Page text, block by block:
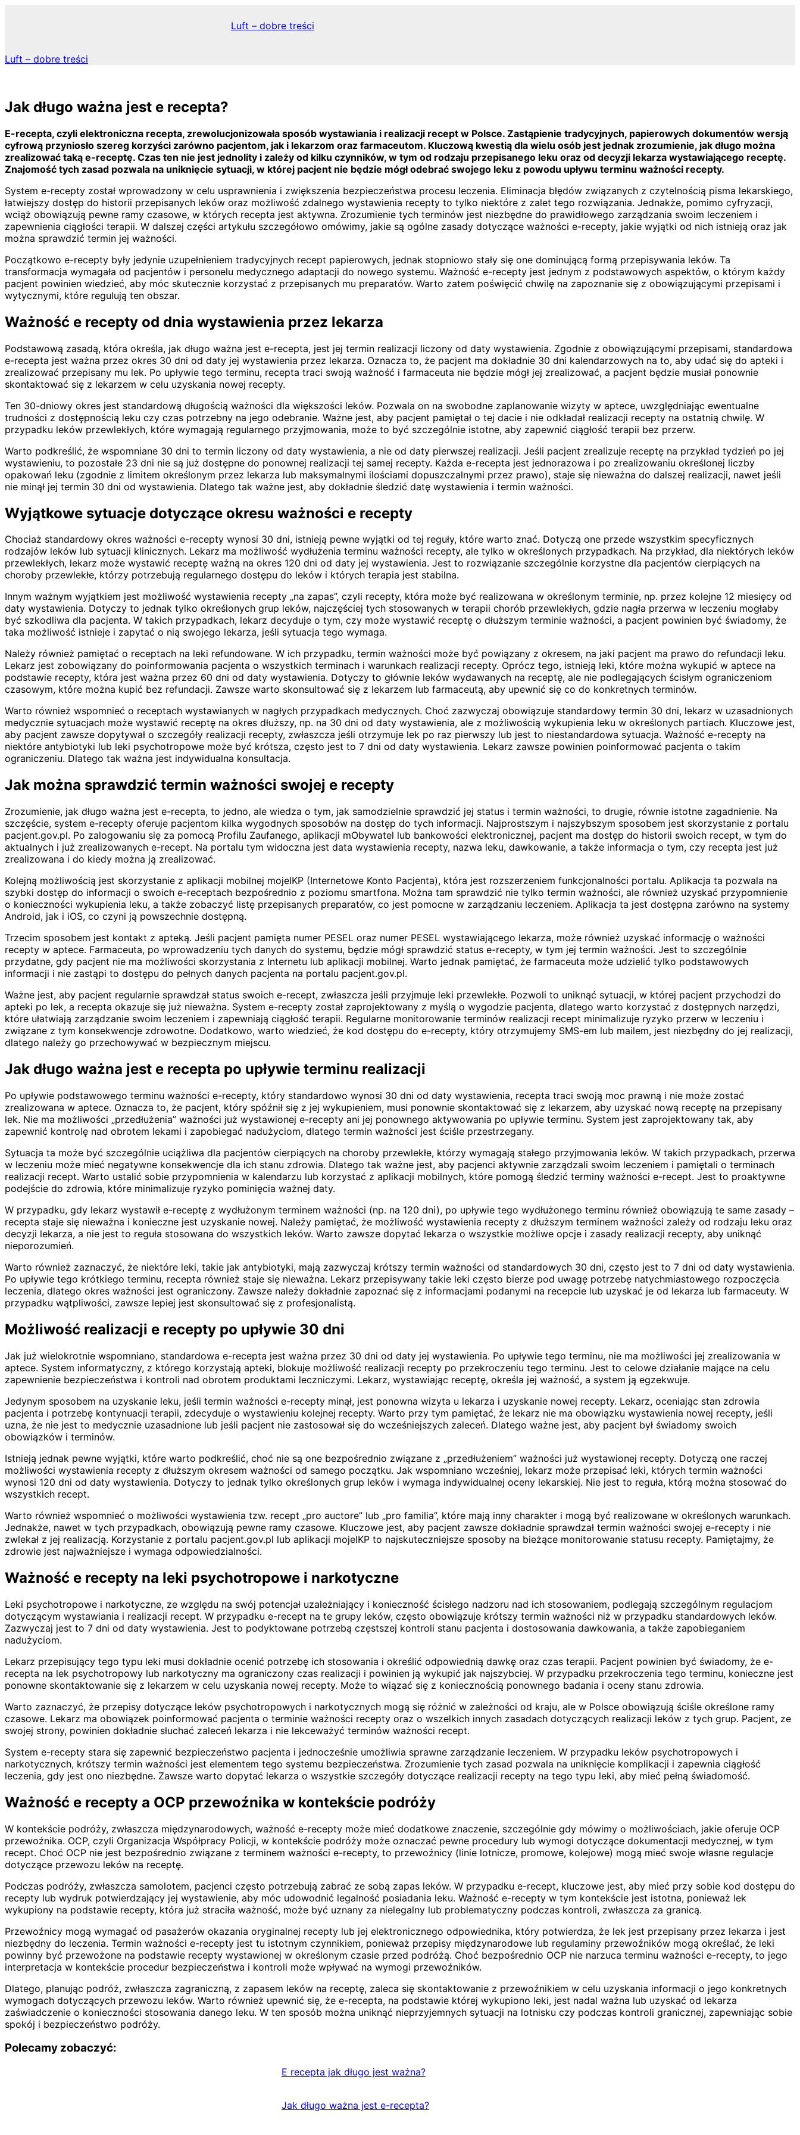
Luft – dobre treści
Luft – dobre treści
Jak długo ważna jest e recepta?
E-recepta, czyli elektroniczna recepta, zrewolucjonizowała sposób wystawiania i realizacji recept w Polsce. Zastąpienie tradycyjnych, papierowych dokumentów wersją
cyfrową przyniosło szereg korzyści zarówno pacjentom, jak i lekarzom oraz farmaceutom. Kluczową kwestią dla wielu osób jest jednak zrozumienie, jak długo można
zrealizować taką e-receptę. Czas ten nie jest jednolity i zależy od kilku czynników, w tym od rodzaju przepisanego leku oraz od decyzji lekarza wystawiającego receptę.
Znajomość tych zasad pozwala na uniknięcie sytuacji, w której pacjent nie będzie mógł odebrać swojego leku z powodu upływu terminu ważności recepty.
System e-recepty został wprowadzony w celu usprawnienia i zwiększenia bezpieczeństwa procesu leczenia. Eliminacja błędów związanych z czytelnością pisma lekarskiego,
łatwiejszy dostęp do historii przepisanych leków oraz możliwość zdalnego wystawienia recepty to tylko niektóre z zalet tego rozwiązania. Jednakże, pomimo cyfryzacji,
wciąż obowiązują pewne ramy czasowe, w których recepta jest aktywna. Zrozumienie tych terminów jest niezbędne do prawidłowego zarządzania swoim leczeniem i
zapewnienia ciągłości terapii. W dalszej części artykułu szczegółowo omówimy, jakie są ogólne zasady dotyczące ważności e-recepty, jakie wyjątki od nich istnieją oraz jak
można sprawdzić termin jej ważności.
Początkowo e-recepty były jedynie uzupełnieniem tradycyjnych recept papierowych, jednak stopniowo stały się one dominującą formą przepisywania leków. Ta
transformacja wymagała od pacjentów i personelu medycznego adaptacji do nowego systemu. Ważność e-recepty jest jednym z podstawowych aspektów, o którym każdy
pacjent powinien wiedzieć, aby móc skutecznie korzystać z przepisanych mu preparatów. Warto zatem poświęcić chwilę na zapoznanie się z obowiązującymi przepisami i
wytycznymi, które regulują ten obszar.
Ważność e recepty od dnia wystawienia przez lekarza
Podstawową zasadą, która określa, jak długo ważna jest e-recepta, jest jej termin realizacji liczony od daty wystawienia. Zgodnie z obowiązującymi przepisami, standardowa
e-recepta jest ważna przez okres 30 dni od daty jej wystawienia przez lekarza. Oznacza to, że pacjent ma dokładnie 30 dni kalendarzowych na to, aby udać się do apteki i
zrealizować przepisany mu lek. Po upływie tego terminu, recepta traci swoją ważność i farmaceuta nie będzie mógł jej zrealizować, a pacjent będzie musiał ponownie
skontaktować się z lekarzem w celu uzyskania nowej recepty.
Ten 30-dniowy okres jest standardową długością ważności dla większości leków. Pozwala on na swobodne zaplanowanie wizyty w aptece, uwzględniając ewentualne
trudności z dostępnością leku czy czas potrzebny na jego odebranie. Ważne jest, aby pacjent pamiętał o tej dacie i nie odkładał realizacji recepty na ostatnią chwilę. W
przypadku leków przewlekłych, które wymagają regularnego przyjmowania, może to być szczególnie istotne, aby zapewnić ciągłość terapii bez przerw.
Warto podkreślić, że wspomniane 30 dni to termin liczony od daty wystawienia, a nie od daty pierwszej realizacji. Jeśli pacjent zrealizuje receptę na przykład tydzień po jej
wystawieniu, to pozostałe 23 dni nie są już dostępne do ponownej realizacji tej samej recepty. Każda e-recepta jest jednorazowa i po zrealizowaniu określonej liczby
opakowań leku (zgodnie z limitem określonym przez lekarza lub maksymalnymi ilościami dopuszczalnymi przez prawo), staje się nieważna do dalszej realizacji, nawet jeśli
nie minął jej termin 30 dni od wystawienia. Dlatego tak ważne jest, aby dokładnie śledzić datę wystawienia i termin ważności.
Wyjątkowe sytuacje dotyczące okresu ważności e recepty
Chociaż standardowy okres ważności e-recepty wynosi 30 dni, istnieją pewne wyjątki od tej reguły, które warto znać. Dotyczą one przede wszystkim specyficznych
rodzajów leków lub sytuacji klinicznych. Lekarz ma możliwość wydłużenia terminu ważności recepty, ale tylko w określonych przypadkach. Na przykład, dla niektórych leków
przewlekłych, lekarz może wystawić receptę ważną na okres 120 dni od daty jej wystawienia. Jest to rozwiązanie szczególnie korzystne dla pacjentów cierpiących na
choroby przewlekłe, którzy potrzebują regularnego dostępu do leków i których terapia jest stabilna.
Innym ważnym wyjątkiem jest możliwość wystawienia recepty „na zapas”, czyli recepty, która może być realizowana w określonym terminie, np. przez kolejne 12 miesięcy od
daty wystawienia. Dotyczy to jednak tylko określonych grup leków, najczęściej tych stosowanych w terapii chorób przewlekłych, gdzie nagła przerwa w leczeniu mogłaby
być szkodliwa dla pacjenta. W takich przypadkach, lekarz decyduje o tym, czy może wystawić receptę o dłuższym terminie ważności, a pacjent powinien być świadomy, że
taka możliwość istnieje i zapytać o nią swojego lekarza, jeśli sytuacja tego wymaga.
Należy również pamiętać o receptach na leki refundowane. W ich przypadku, termin ważności może być powiązany z okresem, na jaki pacjent ma prawo do refundacji leku.
Lekarz jest zobowiązany do poinformowania pacjenta o wszystkich terminach i warunkach realizacji recepty. Oprócz tego, istnieją leki, które można wykupić w aptece na
podstawie recepty, która jest ważna przez 60 dni od daty wystawienia. Dotyczy to głównie leków wydawanych na receptę, ale nie podlegających ścisłym ograniczeniom
czasowym, które można kupić bez refundacji. Zawsze warto skonsultować się z lekarzem lub farmaceutą, aby upewnić się co do konkretnych terminów.
Warto również wspomnieć o receptach wystawianych w nagłych przypadkach medycznych. Choć zazwyczaj obowiązuje standardowy termin 30 dni, lekarz w uzasadnionych
medycznie sytuacjach może wystawić receptę na okres dłuższy, np. na 30 dni od daty wystawienia, ale z możliwością wykupienia leku w określonych partiach. Kluczowe jest,
aby pacjent zawsze dopytywał o szczegóły realizacji recepty, zwłaszcza jeśli otrzymuje lek po raz pierwszy lub jest to niestandardowa sytuacja. Ważność e-recepty na
niektóre antybiotyki lub leki psychotropowe może być krótsza, często jest to 7 dni od daty wystawienia. Lekarz zawsze powinien poinformować pacjenta o takim
ograniczeniu. Dlatego tak ważna jest indywidualna konsultacja.
Jak można sprawdzić termin ważności swojej e recepty
Zrozumienie, jak długo ważna jest e-recepta, to jedno, ale wiedza o tym, jak samodzielnie sprawdzić jej status i termin ważności, to drugie, równie istotne zagadnienie. Na
szczęście, system e-recepty oferuje pacjentom kilka wygodnych sposobów na dostęp do tych informacji. Najprostszym i najszybszym sposobem jest skorzystanie z portalu
pacjent.gov.pl. Po zalogowaniu się za pomocą Profilu Zaufanego, aplikacji mObywatel lub bankowości elektronicznej, pacjent ma dostęp do historii swoich recept, w tym do
aktualnych i już zrealizowanych e-recept. Na portalu tym widoczna jest data wystawienia recepty, nazwa leku, dawkowanie, a także informacja o tym, czy recepta jest już
zrealizowana i do kiedy można ją zrealizować.
Kolejną możliwością jest skorzystanie z aplikacji mobilnej mojeIKP (Internetowe Konto Pacjenta), która jest rozszerzeniem funkcjonalności portalu. Aplikacja ta pozwala na
szybki dostęp do informacji o swoich e-receptach bezpośrednio z poziomu smartfona. Można tam sprawdzić nie tylko termin ważności, ale również uzyskać przypomnienie
o konieczności wykupienia leku, a także zobaczyć listę przepisanych preparatów, co jest pomocne w zarządzaniu leczeniem. Aplikacja ta jest dostępna zarówno na systemy
Android, jak i iOS, co czyni ją powszechnie dostępną.
Trzecim sposobem jest kontakt z apteką. Jeśli pacjent pamięta numer PESEL oraz numer PESEL wystawiającego lekarza, może również uzyskać informację o ważności
recepty w aptece. Farmaceuta, po wprowadzeniu tych danych do systemu, będzie mógł sprawdzić status e-recepty, w tym jej termin ważności. Jest to szczególnie
przydatne, gdy pacjent nie ma możliwości skorzystania z Internetu lub aplikacji mobilnej. Warto jednak pamiętać, że farmaceuta może udzielić tylko podstawowych
informacji i nie zastąpi to dostępu do pełnych danych pacjenta na portalu pacjent.gov.pl.
Ważne jest, aby pacjent regularnie sprawdzał status swoich e-recept, zwłaszcza jeśli przyjmuje leki przewlekłe. Pozwoli to uniknąć sytuacji, w której pacjent przychodzi do
apteki po lek, a recepta okazuje się już nieważna. System e-recepty został zaprojektowany z myślą o wygodzie pacjenta, dlatego warto korzystać z dostępnych narzędzi,
które ułatwiają zarządzanie swoim leczeniem i zapewniają ciągłość terapii. Regularne monitorowanie terminów realizacji recept minimalizuje ryzyko przerw w leczeniu i
związane z tym konsekwencje zdrowotne. Dodatkowo, warto wiedzieć, że kod dostępu do e-recepty, który otrzymujemy SMS-em lub mailem, jest niezbędny do jej realizacji,
dlatego należy go przechowywać w bezpiecznym miejscu.
Jak długo ważna jest e recepta po upływie terminu realizacji
Po upływie podstawowego terminu ważności e-recepty, który standardowo wynosi 30 dni od daty wystawienia, recepta traci swoją moc prawną i nie może zostać
zrealizowana w aptece. Oznacza to, że pacjent, który spóźnił się z jej wykupieniem, musi ponownie skontaktować się z lekarzem, aby uzyskać nową receptę na przepisany
lek. Nie ma możliwości „przedłużenia” ważności już wystawionej e-recepty ani jej ponownego aktywowania po upływie terminu. System jest zaprojektowany tak, aby
zapewnić kontrolę nad obrotem lekami i zapobiegać nadużyciom, dlatego termin ważności jest ściśle przestrzegany.
Sytuacja ta może być szczególnie uciążliwa dla pacjentów cierpiących na choroby przewlekłe, którzy wymagają stałego przyjmowania leków. W takich przypadkach, przerwa
w leczeniu może mieć negatywne konsekwencje dla ich stanu zdrowia. Dlatego tak ważne jest, aby pacjenci aktywnie zarządzali swoim leczeniem i pamiętali o terminach
realizacji recept. Warto ustalić sobie przypomnienia w kalendarzu lub korzystać z aplikacji mobilnych, które pomogą śledzić terminy ważności e-recept. Jest to proaktywne
podejście do zdrowia, które minimalizuje ryzyko pominięcia ważnej daty.
W przypadku, gdy lekarz wystawił e-receptę z wydłużonym terminem ważności (np. na 120 dni), po upływie tego wydłużonego terminu również obowiązują te same zasady –
recepta staje się nieważna i konieczne jest uzyskanie nowej. Należy pamiętać, że możliwość wystawienia recepty z dłuższym terminem ważności zależy od rodzaju leku oraz
decyzji lekarza, a nie jest to reguła stosowana do wszystkich leków. Warto zawsze dopytać lekarza o wszystkie możliwe opcje i zasady realizacji recepty, aby uniknąć
nieporozumień.
Warto również zaznaczyć, że niektóre leki, takie jak antybiotyki, mają zazwyczaj krótszy termin ważności od standardowych 30 dni, często jest to 7 dni od daty wystawienia.
Po upływie tego krótkiego terminu, recepta również staje się nieważna. Lekarz przepisywany takie leki często bierze pod uwagę potrzebę natychmiastowego rozpoczęcia
leczenia, dlatego okres ważności jest ograniczony. Zawsze należy dokładnie zapoznać się z informacjami podanymi na recepcie lub uzyskać je od lekarza lub farmaceuty. W
przypadku wątpliwości, zawsze lepiej jest skonsultować się z profesjonalistą.
Możliwość realizacji e recepty po upływie 30 dni
Jak już wielokrotnie wspomniano, standardowa e-recepta jest ważna przez 30 dni od daty jej wystawienia. Po upływie tego terminu, nie ma możliwości jej zrealizowania w
aptece. System informatyczny, z którego korzystają apteki, blokuje możliwość realizacji recepty po przekroczeniu tego terminu. Jest to celowe działanie mające na celu
zapewnienie bezpieczeństwa i kontroli nad obrotem produktami leczniczymi. Lekarz, wystawiając receptę, określa jej ważność, a system ją egzekwuje.
Jedynym sposobem na uzyskanie leku, jeśli termin ważności e-recepty minął, jest ponowna wizyta u lekarza i uzyskanie nowej recepty. Lekarz, oceniając stan zdrowia
pacjenta i potrzebę kontynuacji terapii, zdecyduje o wystawieniu kolejnej recepty. Warto przy tym pamiętać, że lekarz nie ma obowiązku wystawienia nowej recepty, jeśli
uzna, że nie jest to medycznie uzasadnione lub jeśli pacjent nie zastosował się do wcześniejszych zaleceń. Dlatego ważne jest, aby pacjent był świadomy swoich
obowiązków i terminów.
Istnieją jednak pewne wyjątki, które warto podkreślić, choć nie są one bezpośrednio związane z „przedłużeniem” ważności już wystawionej recepty. Dotyczą one raczej
możliwości wystawienia recepty z dłuższym okresem ważności od samego początku. Jak wspomniano wcześniej, lekarz może przepisać leki, których termin ważności
wynosi 120 dni od daty wystawienia. Dotyczy to jednak tylko określonych grup leków i wymaga indywidualnej oceny lekarskiej. Nie jest to reguła, którą można stosować do
wszystkich recept.
Warto również wspomnieć o możliwości wystawienia tzw. recept „pro auctore” lub „pro familia”, które mają inny charakter i mogą być realizowane w określonych warunkach.
Jednakże, nawet w tych przypadkach, obowiązują pewne ramy czasowe. Kluczowe jest, aby pacjent zawsze dokładnie sprawdzał termin ważności swojej e-recepty i nie
zwlekał z jej realizacją. Korzystanie z portalu pacjent.gov.pl lub aplikacji mojeIKP to najskuteczniejsze sposoby na bieżące monitorowanie statusu recepty. Pamiętajmy, że
zdrowie jest najważniejsze i wymaga odpowiedzialności.
Ważność e recepty na leki psychotropowe i narkotyczne
Leki psychotropowe i narkotyczne, ze względu na swój potencjał uzależniający i konieczność ścisłego nadzoru nad ich stosowaniem, podlegają szczególnym regulacjom
dotyczącym wystawiania i realizacji recept. W przypadku e-recept na te grupy leków, często obowiązuje krótszy termin ważności niż w przypadku standardowych leków.
Zazwyczaj jest to 7 dni od daty wystawienia. Jest to podyktowane potrzebą częstszej kontroli stanu pacjenta i dostosowania dawkowania, a także zapobieganiem
nadużyciom.
Lekarz przepisujący tego typu leki musi dokładnie ocenić potrzebę ich stosowania i określić odpowiednią dawkę oraz czas terapii. Pacjent powinien być świadomy, że e-
recepta na lek psychotropowy lub narkotyczny ma ograniczony czas realizacji i powinien ją wykupić jak najszybciej. W przypadku przekroczenia tego terminu, konieczne jest
ponowne skontaktowanie się z lekarzem w celu uzyskania nowej recepty. Może to wiązać się z koniecznością ponownego badania i oceny stanu zdrowia.
Warto zaznaczyć, że przepisy dotyczące leków psychotropowych i narkotycznych mogą się różnić w zależności od kraju, ale w Polsce obowiązują ściśle określone ramy
czasowe. Lekarz ma obowiązek poinformować pacjenta o terminie ważności recepty oraz o wszelkich innych zasadach dotyczących realizacji leków z tych grup. Pacjent, ze
swojej strony, powinien dokładnie słuchać zaleceń lekarza i nie lekceważyć terminów ważności recept.
System e-recepty stara się zapewnić bezpieczeństwo pacjenta i jednocześnie umożliwia sprawne zarządzanie leczeniem. W przypadku leków psychotropowych i
narkotycznych, krótszy termin ważności jest elementem tego systemu bezpieczeństwa. Zrozumienie tych zasad pozwala na uniknięcie komplikacji i zapewnia ciągłość
leczenia, gdy jest ono niezbędne. Zawsze warto dopytać lekarza o wszystkie szczegóły dotyczące realizacji recepty na tego typu leki, aby mieć pełną świadomość.
Ważność e recepty a OCP przewoźnika w kontekście podróży
W kontekście podróży, zwłaszcza międzynarodowych, ważność e-recepty może mieć dodatkowe znaczenie, szczególnie gdy mówimy o możliwościach, jakie oferuje OCP
przewoźnika. OCP, czyli Organizacja Współpracy Policji, w kontekście podróży może oznaczać pewne procedury lub wymogi dotyczące dokumentacji medycznej, w tym
recept. Choć OCP nie jest bezpośrednio związane z terminem ważności e-recepty, to przewoźnicy (linie lotnicze, promowe, kolejowe) mogą mieć swoje własne regulacje
dotyczące przewozu leków na receptę.
Podczas podróży, zwłaszcza samolotem, pacjenci często potrzebują zabrać ze sobą zapas leków. W przypadku e-recept, kluczowe jest, aby mieć przy sobie kod dostępu do
recepty lub wydruk potwierdzający jej wystawienie, aby móc udowodnić legalność posiadania leku. Ważność e-recepty w tym kontekście jest istotna, ponieważ lek
wykupiony na podstawie recepty, która już straciła ważność, może być uznany za nielegalny lub problematyczny podczas kontroli, zwłaszcza za granicą.
Przewoźnicy mogą wymagać od pasażerów okazania oryginalnej recepty lub jej elektronicznego odpowiednika, który potwierdza, że lek jest przepisany przez lekarza i jest
niezbędny do leczenia. Termin ważności e-recepty jest tu istotnym czynnikiem, ponieważ przepisy międzynarodowe lub regulaminy przewoźników mogą określać, że leki
powinny być przewożone na podstawie recepty wystawionej w określonym czasie przed podróżą. Choć bezpośrednio OCP nie narzuca terminu ważności e-recepty, to jego
interpretacja w kontekście procedur bezpieczeństwa i kontroli może wpływać na wymogi przewoźników.
Dlatego, planując podróż, zwłaszcza zagraniczną, z zapasem leków na receptę, zaleca się skontaktowanie z przewoźnikiem w celu uzyskania informacji o jego konkretnych
wymogach dotyczących przewozu leków. Warto również upewnić się, że e-recepta, na podstawie której wykupiono leki, jest nadal ważna lub uzyskać od lekarza
zaświadczenie o konieczności stosowania danego leku. W ten sposób można uniknąć nieprzyjemnych sytuacji na lotnisku czy podczas kontroli granicznej, zapewniając sobie
spokój i bezpieczeństwo podróży.
Polecamy zobaczyć:
E recepta jak długo jest ważna?
Jak długo ważna jest e-recepta?